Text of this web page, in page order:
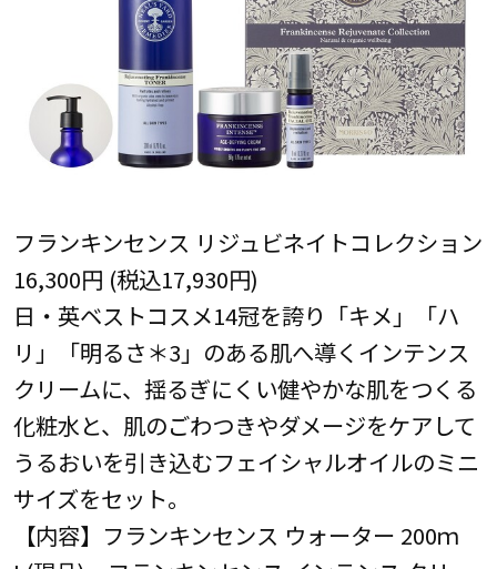
フランキンセンス リジュビネイトコレクション
16,300円 (税込17,930円)
日・英ベストコスメ14冠を誇り「キメ」「ハ
リ」「明るさ＊3」のある肌へ導くインテンス
クリームに、揺るぎにくい健やかな肌をつくる
化粧水と、肌のごわつきやダメージをケアして
うるおいを引き込むフェイシャルオイルのミニ
サイズをセット。
【内容】フランキンセンス ウォーター 200ｍ